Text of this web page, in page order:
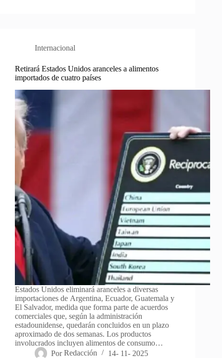
Internacional
Retirará Estados Unidos aranceles a alimentos
importados de cuatro países
Estados Unidos eliminará aranceles a diversas
importaciones de Argentina, Ecuador, Guatemala y
El Salvador, medida que forma parte de acuerdos
comerciales que, según la administración
estadounidense, quedarán concluidos en un plazo
aproximado de dos semanas. Los productos
involucrados incluyen alimentos de consumo…
Por Redacción 14- 11- 2025